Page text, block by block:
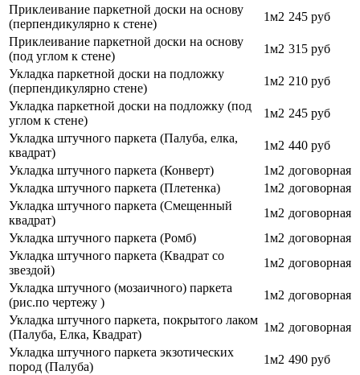
Приклеивание паркетной доски на основу
(перпендикулярно к стене)
1м2 245 руб
Приклеивание паркетной доски на основу
(под углом к стене)
1м2 315 руб
Укладка паркетной доски на подложку
(перпендикулярно стене)
1м2 210 руб
Укладка паркетной доски на подложку (под
углом к стене)
1м2 245 руб
Укладка штучного паркета (Палуба, елка,
квадрат)
1м2 440 руб
Укладка штучного паркета (Конверт)
1м2 договорная
Укладка штучного паркета (Плетенка)
1м2 договорная
Укладка штучного паркета (Смещенный
квадрат)
1м2 договорная
Укладка штучного паркета (Ромб)
1м2 договорная
Укладка штучного паркета (Квадрат со
звездой)
1м2 договорная
Укладка штучного (мозаичного) паркета
(рис.по чертежу )
1м2 договорная
Укладка штучного паркета, покрытого лаком
(Палуба, Елка, Квадрат)
1м2 договорная
Укладка штучного паркета экзотических
пород (Палуба)
1м2 490 руб